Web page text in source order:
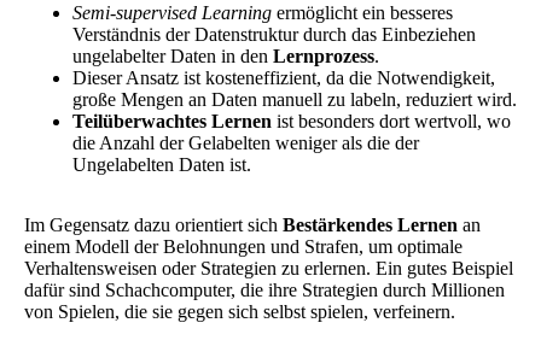
Semi-supervised Learning ermöglicht ein besseres
Verständnis der Datenstruktur durch das Einbeziehen
ungelabelter Daten in den Lernprozess.
Dieser Ansatz ist kosteneffizient, da die Notwendigkeit,
große Mengen an Daten manuell zu labeln, reduziert wird.
Teilüberwachtes Lernen ist besonders dort wertvoll, wo
die Anzahl der Gelabelten weniger als die der
Ungelabelten Daten ist.
Im Gegensatz dazu orientiert sich Bestärkendes Lernen an
einem Modell der Belohnungen und Strafen, um optimale
Verhaltensweisen oder Strategien zu erlernen. Ein gutes Beispiel
dafür sind Schachcomputer, die ihre Strategien durch Millionen
von Spielen, die sie gegen sich selbst spielen, verfeinern.